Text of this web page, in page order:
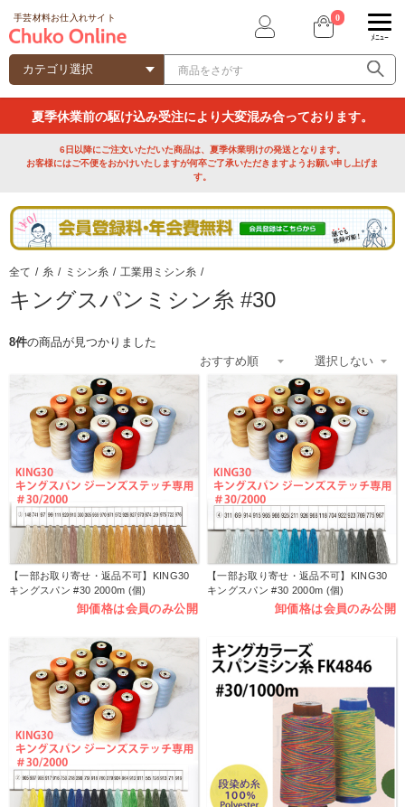
手芸材料お仕入れサイト 0
ﾒﾆｭｰ
夏季休業前の駆け込み受注により大変混み合っております。
6日以降にご注文いただいた商品は、夏季休業明けの発送となります。
お客様にはご不便をおかけいたしますが何卒ご了承いただきますようお願い申し上げま
す。
全て / 糸 / ミシン糸 / 工業用ミシン糸 /
キングスパンミシン糸 #30
8件の商品が見つかりました
【一部お取り寄せ・返品不可】KING30
キングスパン #30 2000m (個)
卸価格は会員のみ公開
【一部お取り寄せ・返品不可】KING30
キングスパン #30 2000m (個)
卸価格は会員のみ公開